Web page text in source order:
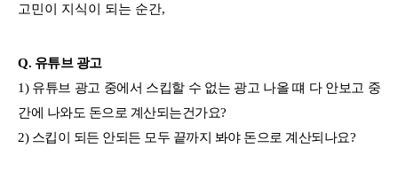
고민이 지식이 되는 순간,
Q. 유튜브 광고
1) 유튜브 광고 중에서 스킵할 수 없는 광고 나올 떄 다 안보고 중
간에 나와도 돈으로 계산되는건가요?
2) 스킵이 되든 안되든 모두 끝까지 봐야 돈으로 계산되나요?